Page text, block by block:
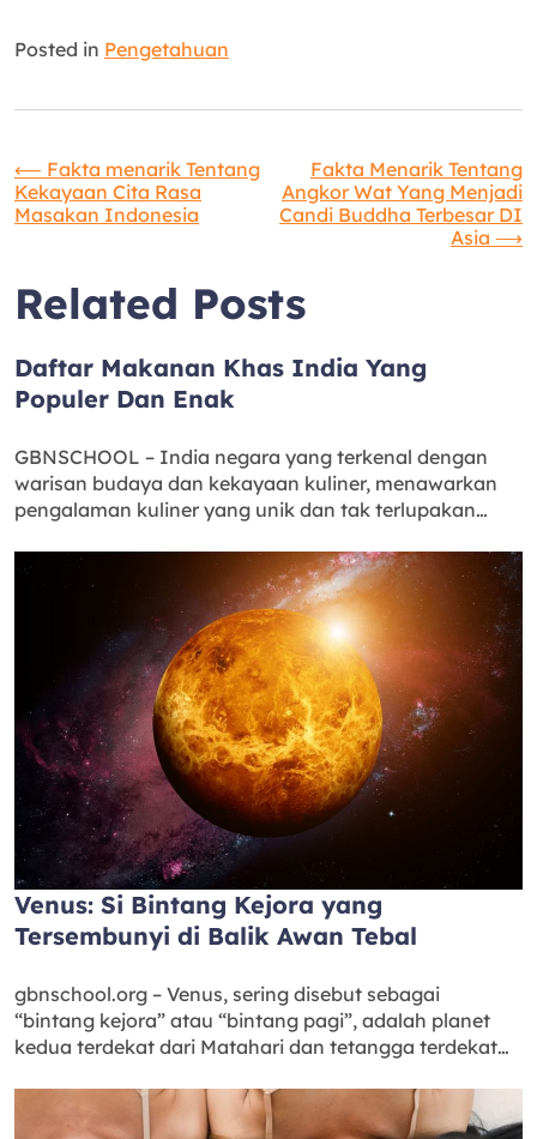
Posted in Pengetahuan
Navigasi
pos
⟵ Fakta menarik Tentang
Kekayaan Cita Rasa
Masakan Indonesia
Fakta Menarik Tentang
Angkor Wat Yang Menjadi
Candi Buddha Terbesar DI
Asia ⟶
Related Posts
Daftar Makanan Khas India Yang
Populer Dan Enak
GBNSCHOOL – India negara yang terkenal dengan
warisan budaya dan kekayaan kuliner, menawarkan
pengalaman kuliner yang unik dan tak terlupakan…
Venus: Si Bintang Kejora yang
Tersembunyi di Balik Awan Tebal
gbnschool.org – Venus, sering disebut sebagai
“bintang kejora” atau “bintang pagi”, adalah planet
kedua terdekat dari Matahari dan tetangga terdekat…